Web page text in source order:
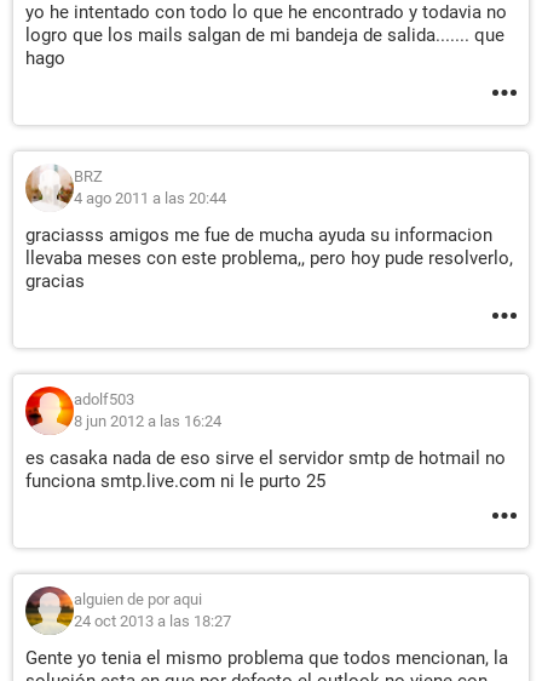
yo he intentado con todo lo que he encontrado y todavia no
logro que los mails salgan de mi bandeja de salida....... que
hago
BRZ
4 ago 2011 a las 20:44
graciasss amigos me fue de mucha ayuda su informacion
llevaba meses con este problema,, pero hoy pude resolverlo,
gracias
adolf503
8 jun 2012 a las 16:24
es casaka nada de eso sirve el servidor smtp de hotmail no
funciona smtp.live.com ni le purto 25
alguien de por aqui
24 oct 2013 a las 18:27
Gente yo tenia el mismo problema que todos mencionan, la